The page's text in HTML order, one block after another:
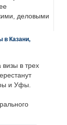
деловыми
в Казани,
в трех
и Уфы.